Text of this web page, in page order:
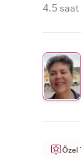
4.5 saat
Özel